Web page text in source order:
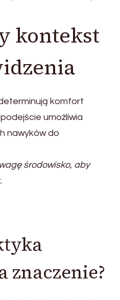
kontekst
komfort
umożliwia
nawyków do
środowisko, aby
znaczenie?